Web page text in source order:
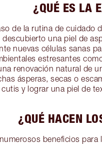
¿QUÉ ES LA
de la rutina de cuidado
descubierto una piel de
nuevas células sanas
estresantes
renovación natural de
ásperas, secas o
cutis y lograr una piel de
¿QUÉ HACEN
beneficios